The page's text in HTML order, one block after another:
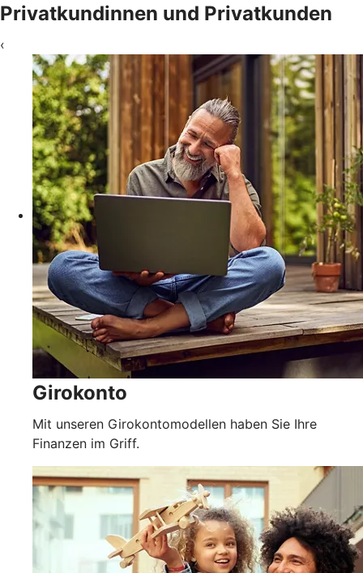
Privatkundinnen und Privatkunden
‹
Girokonto
Mit unseren Girokontomodellen haben Sie Ihre
Finanzen im Griff.